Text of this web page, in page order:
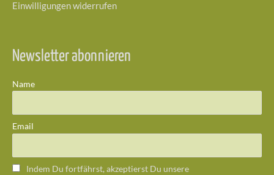
Einwilligungen widerrufen
Newsletter abonnieren
Name
Email
Indem Du fortfährst, akzeptierst Du unsere